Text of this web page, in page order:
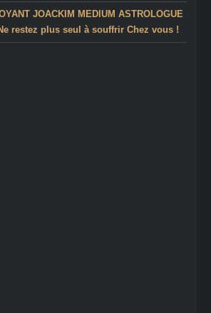
JOACKIM MEDIUM ASTROLOGUE
restez plus seul à souffrir Chez vous !